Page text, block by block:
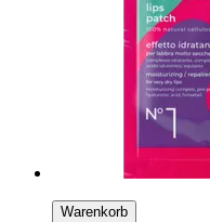
Warenkorb